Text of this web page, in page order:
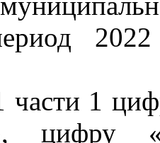
части 1
цифру